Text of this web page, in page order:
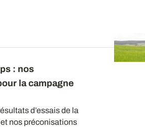
: nos
la campagne
d’essais de la
nos préconisations